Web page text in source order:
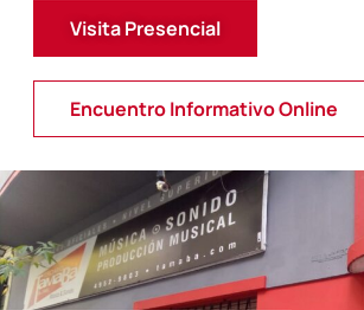
Visita Presencial
Encuentro Informativo Online